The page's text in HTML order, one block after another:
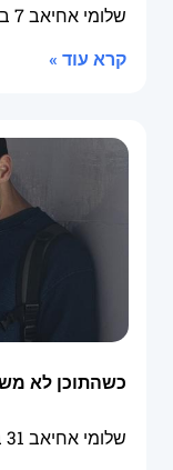
שלומי אחיאב7 בספטמבר 2017
קרא עוד »
כשהתוכן לא
שלומי אחיאב 31 באוגוסט 2017